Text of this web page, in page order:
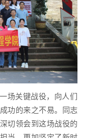
场关键战役，向人们
功的来之不易。同志
切领会到这场战役的